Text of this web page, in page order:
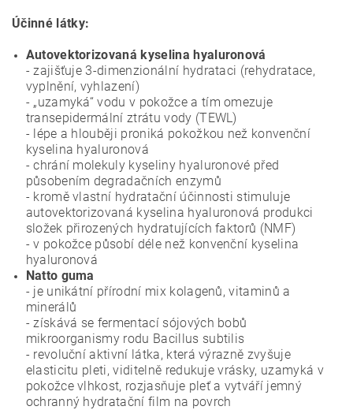
Účinné látky:
Autovektorizovaná kyselina hyaluronová
- zajišťuje 3-dimenzionální hydrataci (rehydratace,
vyplnění, vyhlazení)
- „uzamyká“ vodu v pokožce a tím omezuje
transepidermální ztrátu vody (TEWL)
- lépe a hlouběji proniká pokožkou než konvenční
kyselina hyaluronová
- chrání molekuly kyseliny hyaluronové před
působením degradačních enzymů
- kromě vlastní hydratační účinnosti stimuluje
autovektorizovaná kyselina hyaluronová produkci
složek přirozených hydratujících faktorů (NMF)
- v pokožce působí déle než konvenční kyselina
hyaluronová
Natto guma
- je unikátní přírodní mix kolagenů, vitaminů a
minerálů
- získává se fermentací sójových bobů
mikroorganismy rodu Bacillus subtilis
- revoluční aktivní látka, která výrazně zvyšuje
elasticitu pleti, viditelně redukuje vrásky, uzamyká v
pokožce vlhkost, rozjasňuje pleť a vytváří jemný
ochranný hydratační film na povrch